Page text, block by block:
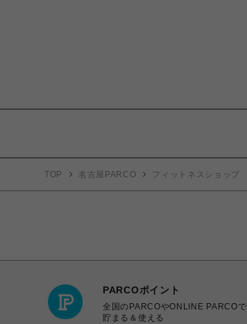
TOP 名古屋PARCO フィットネスショップ
PARCOポイント
全国のPARCOやONLINE PARCOで
貯まる＆使える